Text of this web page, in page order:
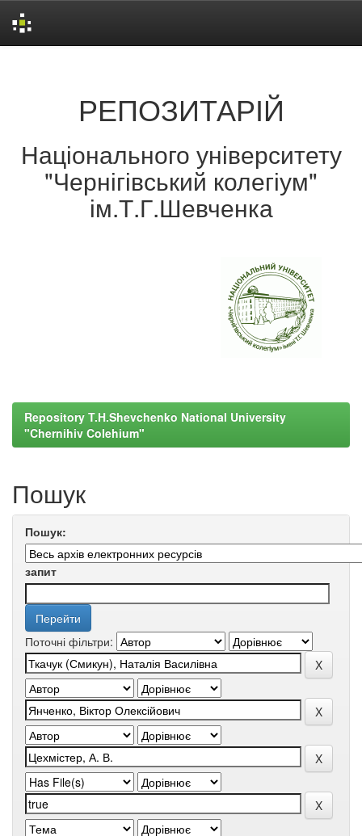
РЕПОЗИТАРІЙ
Національного університету
"Чернігівський колегіум"
ім.Т.Г.Шевченка
Repository T.H.Shevchenko National University
"Chernihiv Colehium"
Пошук
Пошук:
запит
Поточні фільтри: